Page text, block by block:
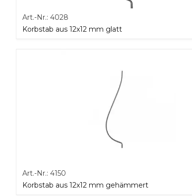
Art.-Nr.: 4028
Korbstab aus 12x12 mm glatt
Art.-Nr.: 4150
Korbstab aus 12x12 mm gehämmert